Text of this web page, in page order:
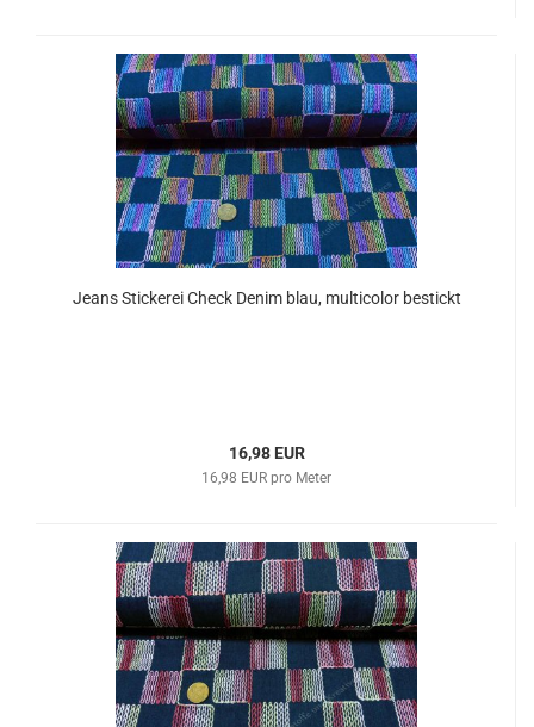
Jeans Stickerei Check Denim blau, multicolor bestickt
16,98 EUR
16,98 EUR pro Meter